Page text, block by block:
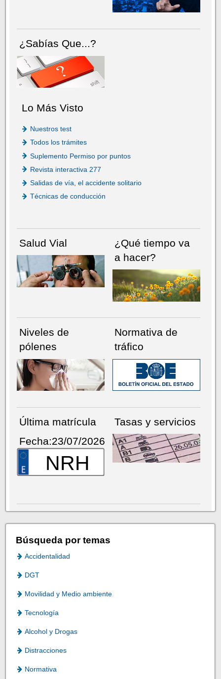
¿Sabías Que...?
Lo Más Visto
Nuestros test
Todos los trámites
Suplemento Permiso por puntos
Revista interactiva 277
Salidas de vía, el accidente solitario
Técnicas de conducción
Salud Vial
¿Qué tiempo va
a hacer?
Niveles de
pólenes
Normativa de
tráfico
Última matrícula
Fecha:23/07/2026
NRH
Tasas y servicios
Búsqueda por temas
Accidentalidad
DGT
Movilidad y Medio ambiente
Tecnología
Alcohol y Drogas
Distracciones
Normativa